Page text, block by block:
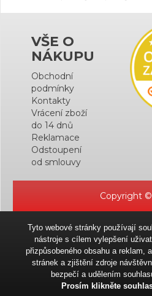
VŠE O
NÁKUPU
Obchodní
podmínky
Kontakty
Vrácení zboží
do 14 dnů
Reklamace
Odstoupení
od smlouvy
Copyright
Tyto webové stránky používají
nástroje s cílem vylepšení
přizpůsobeného obsahu a reklam,
stránek a zjištění zdroje
bezpečí a udělením
Prosím klikněte